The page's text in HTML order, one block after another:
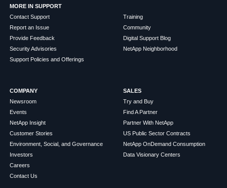
MORE IN SUPPORT
Contact Support
Report an Issue
Provide Feedback
Security Advisories
Support Policies and Offerings
Training
Community
Digital Support Blog
NetApp Neighborhood
COMPANY
Newsroom
Events
NetApp Insight
Customer Stories
Environment, Social, and Governance
Investors
Careers
Contact Us
SALES
Try and Buy
Find A Partner
Partner With NetApp
US Public Sector Contracts
NetApp OnDemand Consumption
Data Visionary Centers